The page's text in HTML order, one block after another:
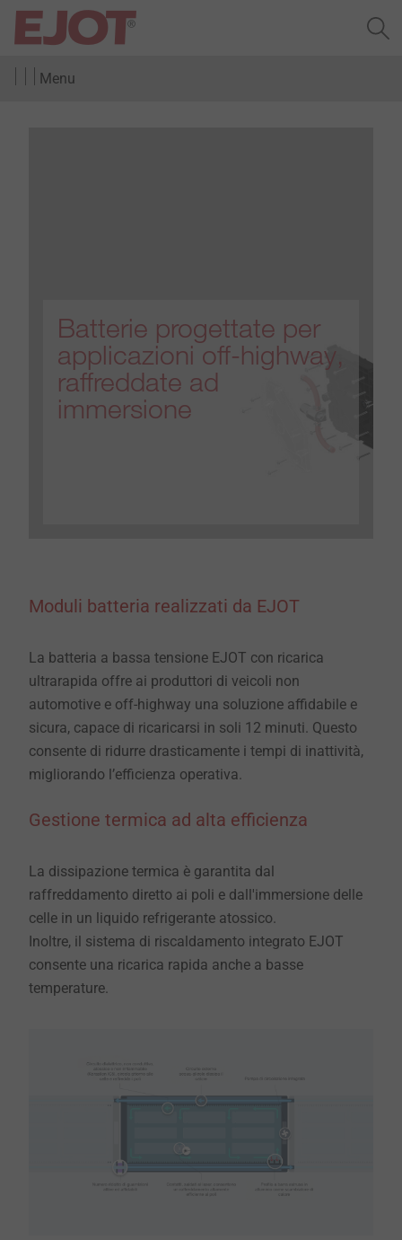
Menu
Batterie progettate per
applicazioni off-highway,
raffreddate ad
immersione
Moduli batteria realizzati da EJOT
La batteria a bassa tensione EJOT con ricarica
ultrarapida offre ai produttori di veicoli non
automotive e off-highway una soluzione affidabile e
sicura, capace di ricaricarsi in soli 12 minuti. Questo
consente di ridurre drasticamente i tempi di inattività,
migliorando l’efficienza operativa.
Gestione termica ad alta efficienza
La dissipazione termica è garantita dal
raffreddamento diretto ai poli e dall'immersione delle
celle in un liquido refrigerante atossico.
Inoltre, il sistema di riscaldamento integrato EJOT
consente una ricarica rapida anche a basse
temperature.